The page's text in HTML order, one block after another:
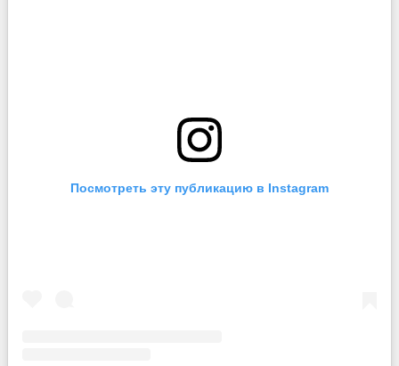
Посмотреть эту публикацию в Instagram